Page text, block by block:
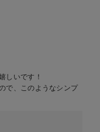
しいです！
で、このようなシンプ